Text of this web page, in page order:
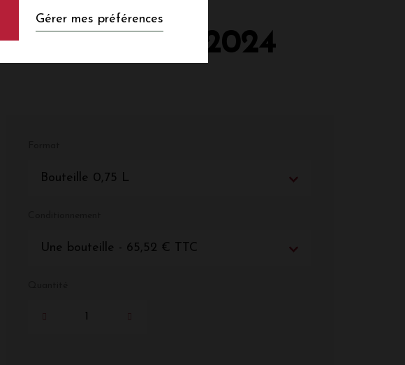
Gérer mes préférences
PALMER 2024
Bouteille 0,75 L
Une bouteille - 65,52 € TTC